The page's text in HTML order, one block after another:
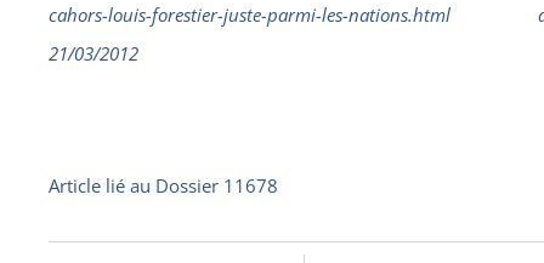
cahors-louis-forestier-juste-parmi-les-nations.html
21/03/2012
Article lié au Dossier 11678